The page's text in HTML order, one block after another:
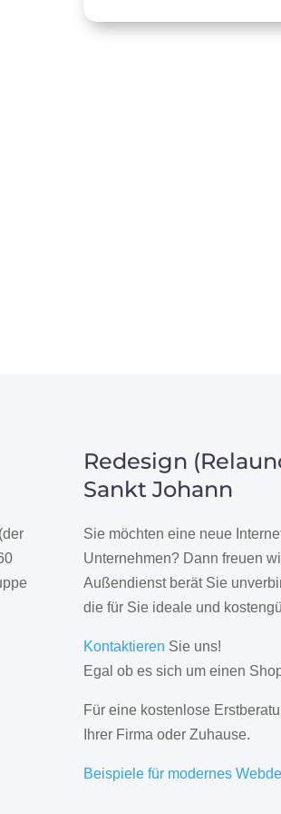
Redesign
Sankt Johann
Sie möchten eine neue
Unternehmen? Dann freuen
Außendienst berät Sie
die für Sie ideale und
Kontaktieren Sie uns!
Egal ob es sich um einen
Für eine kostenlose
Ihrer Firma oder Zuhause.
Beispiele für modernes